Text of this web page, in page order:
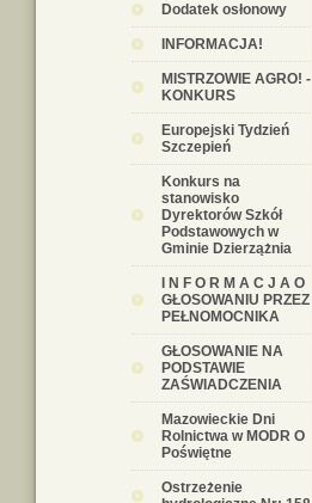
Dodatek osłonowy
INFORMACJA!
MISTRZOWIE AGRO! -
KONKURS
Europejski Tydzień
Szczepień
Konkurs na
stanowisko
Dyrektorów Szkół
Podstawowych w
Gminie Dzierzążnia
I N F O R M A C J A O
GŁOSOWANIU PRZEZ
PEŁNOMOCNIKA
GŁOSOWANIE NA
PODSTAWIE
ZAŚWIADCZENIA
Mazowieckie Dni
Rolnictwa w MODR O
Poświętne
Ostrzeżenie